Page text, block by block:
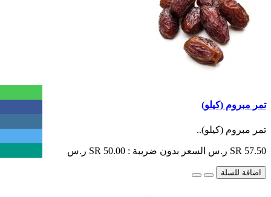
تمر مبروم (كيلو)
تمر مبروم (كيلو)..
SR 57.50 ر.س السعر بدون ضريبة : SR 50.00 ر.س
اضافة للسلة